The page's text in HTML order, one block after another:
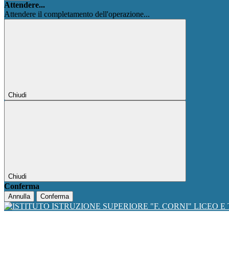
Attendere...
Attendere il completamento dell'operazione...
Chiudi
Chiudi
Conferma
Annulla Conferma